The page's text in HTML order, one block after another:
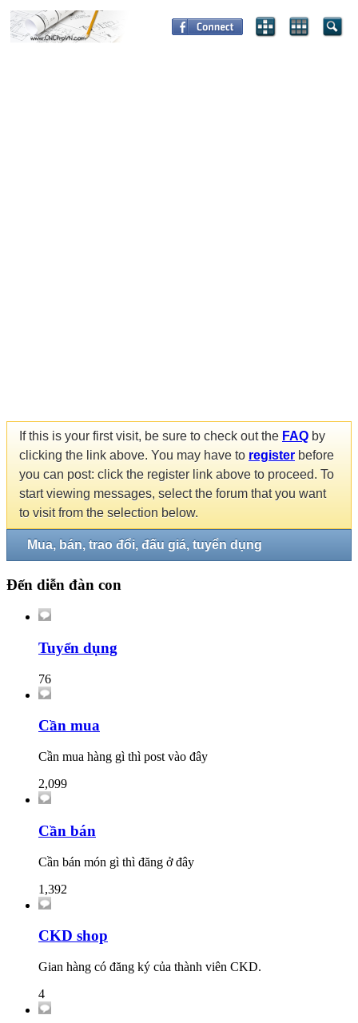
If this is your first visit, be sure to check out the FAQ by
clicking the link above. You may have to register before
you can post: click the register link above to proceed. To
start viewing messages, select the forum that you want
to visit from the selection below.
Mua, bán, trao đổi, đấu giá, tuyển dụng
Đến diễn đàn con
Tuyển dụng
76
Cần mua
Cần mua hàng gì thì post vào đây
2,099
Cần bán
Cần bán món gì thì đăng ở đây
1,392
CKD shop
Gian hàng có đăng ký của thành viên CKD.
4